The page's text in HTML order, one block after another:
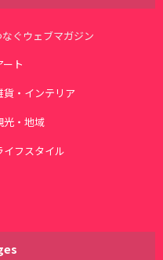
ぐウェブマガジン
ート
貨・インテリア
光・地域
イフスタイル